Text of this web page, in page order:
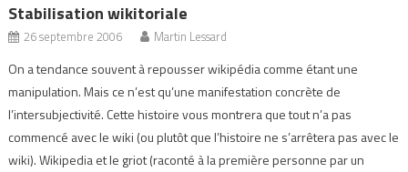
Stabilisation wikitoriale
26 septembre 2006 Martin Lessard
On a tendance souvent à repousser wikipédia comme étant une
manipulation. Mais ce n’est qu’une manifestation concrète de
l’intersubjectivité. Cette histoire vous montrera que tout n’a pas
commencé avec le wiki (ou plutôt que l’histoire ne s’arrêtera pas avec le
wiki). Wikipedia et le griot (raconté à la première personne par un